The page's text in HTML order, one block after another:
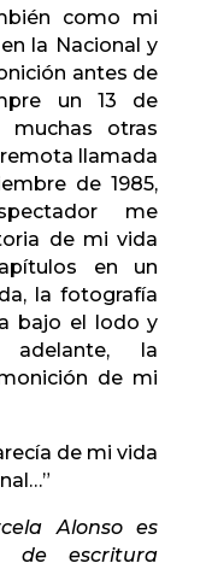
como mi
la Nacional y
antes de
un 13 de
otras
llamada
de 1985,
me
de mi vida
en un
la fotografía
bajo el lodo y
la
de mi
de mi vida
Alonso es
de escritura